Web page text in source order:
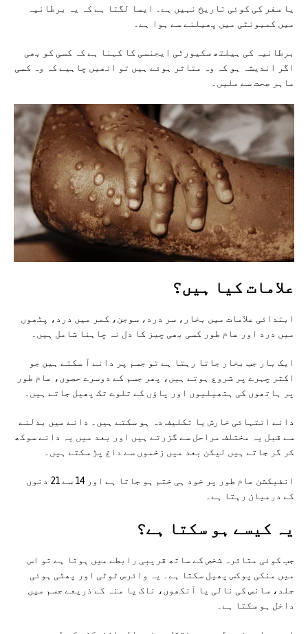
یا سفر کی کوئی تاریخ نہیں ہے۔ ایسا لگتا ہے کہ یہ برطانیہ
میں کمیونٹی میں پھیلنے سے ہوا ہے۔
برطانیہ کی ہیلتھ سکیورٹی ایجنسی کا کہنا ہے کہ کسی کو بھی
اگر اندیشہ ہو کہ وہ متاثر ہوئے ہیں تو انھیں چاہیے کہ وہ کسی
ماہر صحت سے ملیں۔
علامات کیا ہیں؟
ابتدائی علامات میں بخار، سر درد، سوجن، کمر میں درد، پٹھوں
میں درد اور عام طور کسی بھی چیز کا دل نہ چاہنا شامل ہیں۔
ایک بار جب بخار جاتا رہتا ہے تو جسم پر دانے آ سکتے ہیں جو
اکثر چہرے پر شروع ہوتے ہیں، پھر جسم کے دوسرے حصوں، عام طور
پر ہاتھوں کی ہتھیلیوں اور پاؤں کے تلوے تک پھیل جاتے ہیں۔
دانے انتہائی خارش یا تکلیف دہ ہو سکتے ہیں۔ دانے میں بدلنے
سے قبل یہ مختلف مراحل سے گزرتے ہیں اور بعد میں یہ دانے سوکھ
کر گر جاتے ہیں لیکن بعد میں زخموں سے داغ پڑ سکتے ہیں۔
انفیکشن عام طور پر خود ہی ختم ہو جاتا ہے اور 14 سے 21 دنوں
کے درمیان رہتا ہے۔
یہ کیسے ہو سکتا ہے؟
جب کوئی متاثرہ شخص کے ساتھ قریبی رابطے میں ہوتا ہے تو اس
میں منکی پوکس پھیل سکتا ہے۔ یہ وائرس ٹوٹی اور پھٹی ہوئی
جلد، سانس کی نالی یا آنکھوں، ناک یا منہ کے ذریعے جسم میں
داخل ہو سکتا ہے۔